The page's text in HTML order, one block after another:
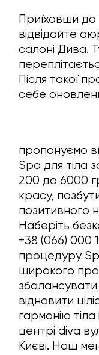
Приїхавши до
відвідайте
салоні Дива.
Після такої
себе
пропонуємо
Spa для тіла
200 до 6000
красу,
позитивного
Наберіть
+38 (066) 000
процедуру
широкого
збалансувати
відновити
гармонію
центрі diva
Києві. Наш